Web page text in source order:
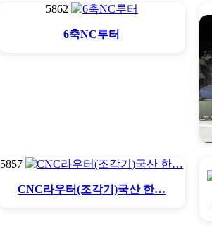
5862
6축NC루터
5857
CNC라우터(조각기)국산 한…